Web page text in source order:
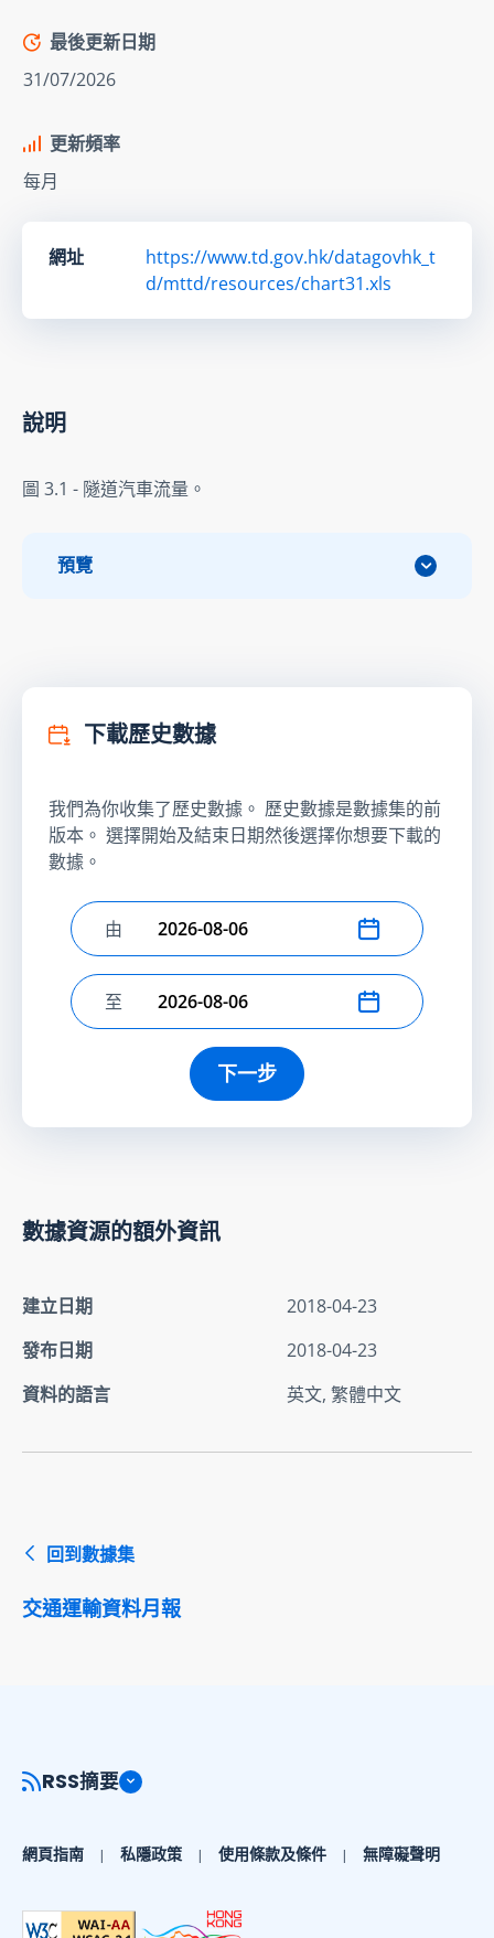
最後更新日期
31/07/2026
更新頻率
每月
網址
https://www.td.gov.hk/datagovhk_t
d/mttd/resources/chart31.xls
說明
圖 3.1 - 隧道汽車流量。
預覽
下載歷史數據
我們為你收集了歷史數據。 歷史數據是數據集的前
版本。 選擇開始及結束日期然後選擇你想要下載的
數據。
選擇開始日期
由
選擇結束日期
至
下一步
數據資源的額外資訊
建立日期
2018-04-23
發布日期
2018-04-23
資料的語言
英文, 繁體中文
回到數據集
交通運輸資料月報
RSS摘要
網頁指南 私隱政策 使用條款及條件 無障礙聲明